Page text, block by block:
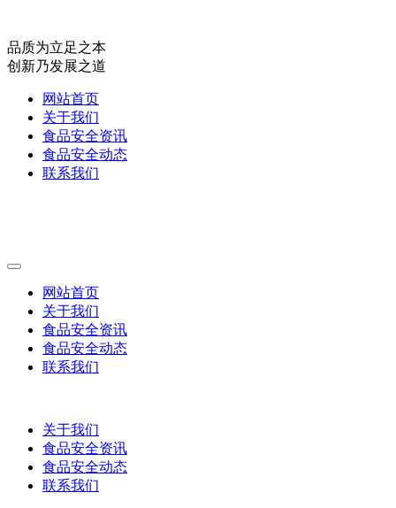
品质为立足之本
创新乃发展之道
网站首页
关于我们
食品安全资讯
食品安全动态
联系我们
网站首页
关于我们
食品安全资讯
食品安全动态
联系我们
关于我们
食品安全资讯
食品安全动态
联系我们